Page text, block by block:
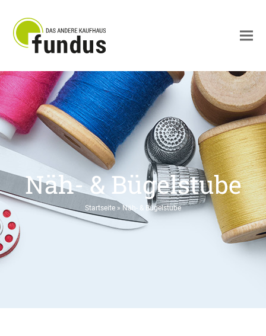
Näh- & Bügelstube
Startseite » Näh- & Bügelstube